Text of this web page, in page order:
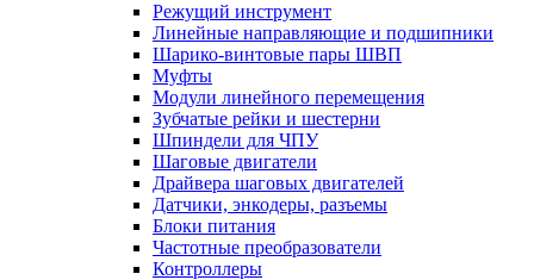
Режущий инструмент
Линейные направляющие и подшипники
Шарико-винтовые пары ШВП
Муфты
Модули линейного перемещения
Зубчатые рейки и шестерни
Шпиндели для ЧПУ
Шаговые двигатели
Драйвера шаговых двигателей
Датчики, энкодеры, разъемы
Блоки питания
Частотные преобразователи
Контроллеры